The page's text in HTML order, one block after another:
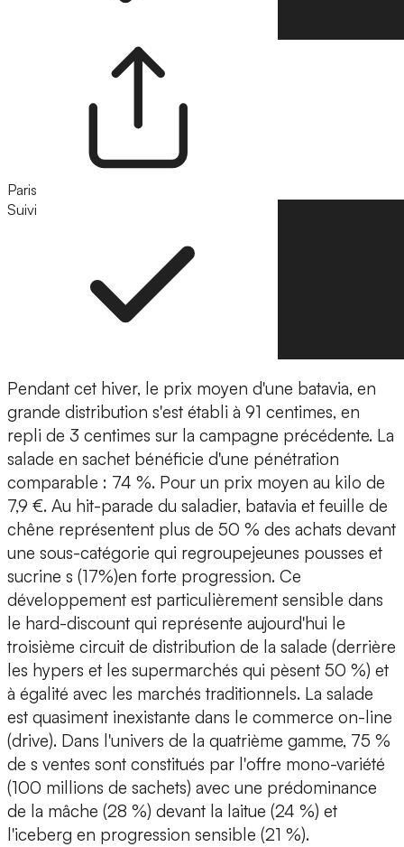
Paris
Suivi
Pendant cet hiver, le prix moyen d'une batavia, en
grande distribution s'est établi à 91 centimes, en
repli de 3 centimes sur la campagne précédente. La
salade en sachet bénéficie d'une pénétration
comparable : 74 %. Pour un prix moyen au kilo de
7,9 €. Au hit-parade du saladier, batavia et feuille de
chêne représentent plus de 50 % des achats devant
une sous-catégorie qui regroupejeunes pousses et
sucrine s (17%)en forte progression. Ce
développement est particulièrement sensible dans
le hard-discount qui représente aujourd'hui le
troisième circuit de distribution de la salade (derrière
les hypers et les supermarchés qui pèsent 50 %) et
à égalité avec les marchés traditionnels. La salade
est quasiment inexistante dans le commerce on-line
(drive). Dans l'univers de la quatrième gamme, 75 %
de s ventes sont constitués par l'offre mono-variété
(100 millions de sachets) avec une prédominance
de la mâche (28 %) devant la laitue (24 %) et
l'iceberg en progression sensible (21 %).